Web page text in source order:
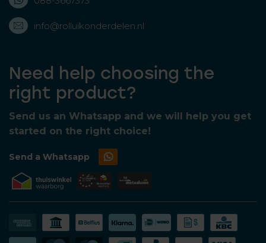
info@rolluikonderdelen.nl
Need help choosing the
right product?
Send us an Whatsapp and we will help you get
started on the right choice!
Send a Whatsapp